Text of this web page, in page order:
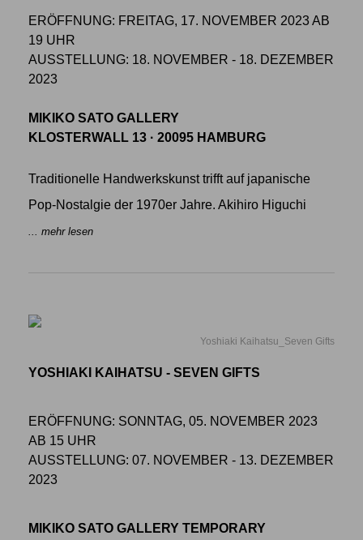
ERÖFFNUNG: FREITAG, 17. NOVEMBER 2023 AB
19 UHR
AUSSTELLUNG: 18. NOVEMBER - 18. DEZEMBER
2023
MIKIKO SATO GALLERY
KLOSTERWALL 13 · 20095 HAMBURG
Traditionelle Handwerkskunst trifft auf japanische
Pop-Nostalgie der 1970er Jahre. Akihiro Higuchi
... mehr lesen
Yoshiaki Kaihatsu_Seven Gifts
YOSHIAKI KAIHATSU - SEVEN GIFTS
ERÖFFNUNG: SONNTAG, 05. NOVEMBER 2023
AB 15 UHR
AUSSTELLUNG: 07. NOVEMBER - 13. DEZEMBER
2023
MIKIKO SATO GALLERY TEMPORARY